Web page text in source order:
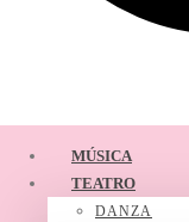
MÚSICA
TEATRO
DANZA